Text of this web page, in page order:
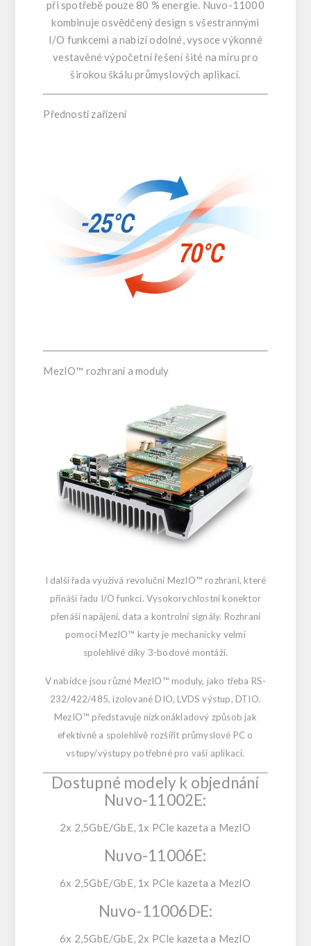
při spotřebě pouze 80 % energie. Nuvo-11000
kombinuje osvědčený design s všestrannými
I/O funkcemi a nabízí odolné, vysoce výkonné
vestavěné výpočetní řešení šité na míru pro
širokou škálu průmyslových aplikací.
Přednosti zařízení
MezIO™ rozhraní a moduly
I další řada využívá revoluční MezIO™ rozhraní, které
přináší řadu I/O funkcí. Vysokorychlostní konektor
přenáší napájení, data a kontrolní signály. Rozhraní
pomocí MezIO™ karty je mechanicky velmi
spolehlivé díky 3-bodové montáži.
V nabídce jsou různé MezIO™ moduly, jako třeba RS-
232/422/485, izolované DIO, LVDS výstup, DTIO.
MezIO™ představuje nízkonákladový způsob jak
efektivně a spolehlivě rozšířit průmyslové PC o
vstupy/výstupy potřebné pro vaši aplikaci.
Dostupné modely k objednání
Nuvo-11002E:
2x 2,5GbE/GbE, 1x PCle kazeta a MezIO
Nuvo-11006E:
6x 2,5GbE/GbE, 1x PCle kazeta a MezIO
Nuvo-11006DE:
6x 2,5GbE/GbE, 2x PCle kazeta a MezIO